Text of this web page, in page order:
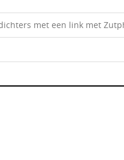
met een link met